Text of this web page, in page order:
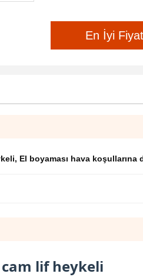
En İyi
, El boyaması hava koşullarına
cam lif heykeli